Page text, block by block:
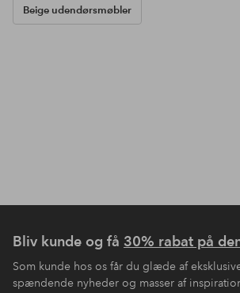
Beige udendørsmøbler
Bliv kunde og få 30% rabat på
Som kunde hos os får du glæde af
spændende nyheder og masser af